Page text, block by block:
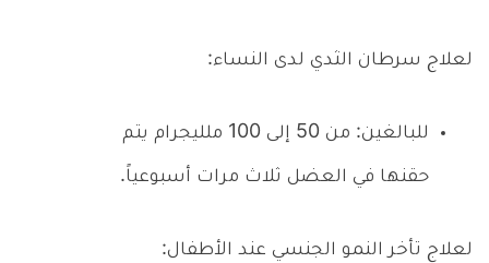
لعلاج سرطان الثدي لدى النساء:
للبالغين: من 50 إلى 100 ملليجرام يتم
حقنها في العضل ثلاث مرات أسبوعياً.
لعلاج تأخر النمو الجنسي عند الأطفال: